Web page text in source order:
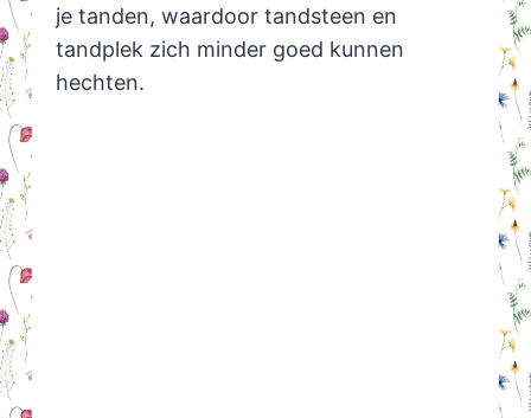
je tanden, waardoor tandsteen en
tandplek zich minder goed kunnen
hechten.